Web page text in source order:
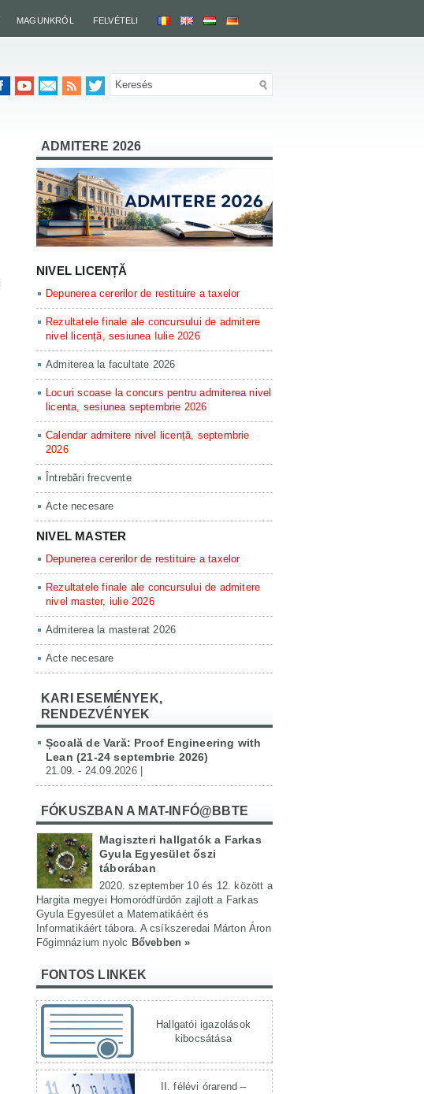
MAGUNKRÓL FELVÉTELI
ADMITERE 2026
NIVEL LICENȚĂ
Depunerea cererilor de restituire a taxelor
Rezultatele finale ale concursului de admitere
nivel licență, sesiunea Iulie 2026
Admiterea la facultate 2026
Locuri scoase la concurs pentru admiterea nivel
licenta, sesiunea septembrie 2026
Calendar admitere nivel licență, septembrie
2026
Întrebări frecvente
Acte necesare
NIVEL MASTER
Depunerea cererilor de restituire a taxelor
Rezultatele finale ale concursului de admitere
nivel master, iulie 2026
Admiterea la masterat 2026
Acte necesare
KARI ESEMÉNYEK,
RENDEZVÉNYEK
Școală de Vară: Proof Engineering with
Lean (21-24 septembrie 2026)
21.09. - 24.09.2026 |
FÓKUSZBAN A MAT-INFÓ@BBTE
Magiszteri hallgatók a Farkas
Gyula Egyesület őszi
táborában
2020. szeptember 10 és 12. között a
Hargita megyei Homoródfürdőn zajlott a Farkas
Gyula Egyesület a Matematikáért és
Informatikáért tábora. A csíkszeredai Márton Áron
Főgimnázium nyolc Bővebben »
FONTOS LINKEK
Hallgatói igazolások
kibocsátása
II. félévi órarend –